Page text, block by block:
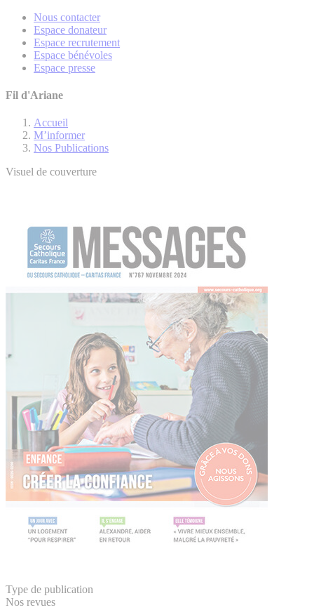
Nous contacter
Espace donateur
Espace recrutement
Espace bénévoles
Espace presse
Fil d'Ariane
Accueil
M’informer
Nos Publications
Visuel de couverture
Type de publication
Nos revues